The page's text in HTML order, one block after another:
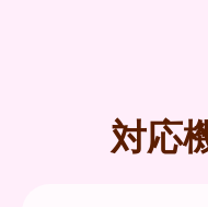
対応